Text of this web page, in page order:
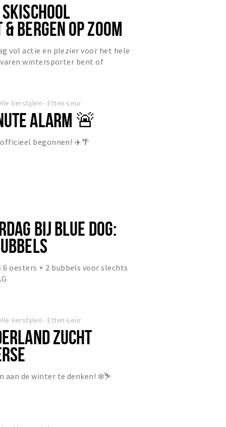
& BERGEN OP ZOOM
vol actie en plezier voor het hele
wintersporter bent of
Verstijlen - Etten-Leur
ALARM 🚨
begonnen! ✈️🌴
BIJ BLUE DOG:
6 oesters + 2 bubbels voor slechts
Verstijlen - Etten-Leur
ZUCHT
☀️
aan de winter te denken! ❄️⛷️